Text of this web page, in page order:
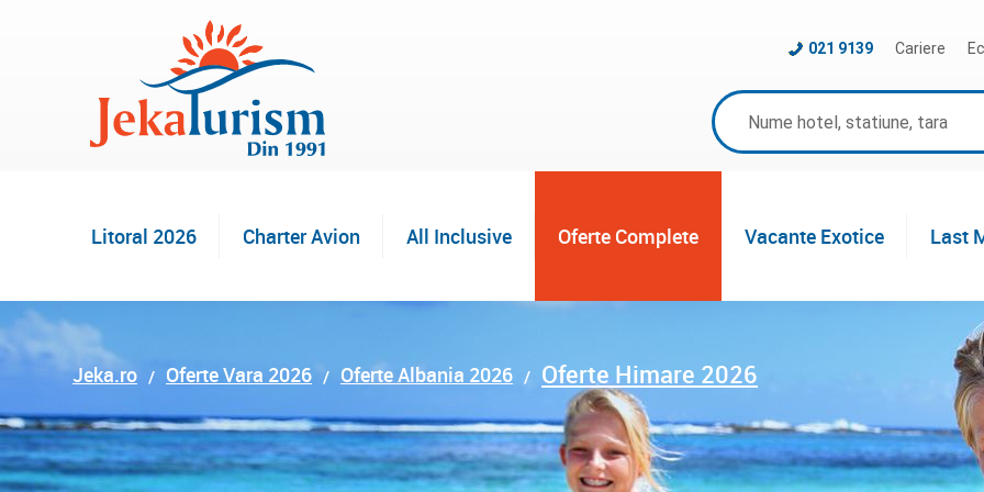
Cariere
021 9139
Litoral 2026 Charter Avion All Inclusive Oferte Complete Vacante Exotice Last
Jeka.ro Oferte Vara 2026 Oferte Albania 2026 Oferte Himare 2026